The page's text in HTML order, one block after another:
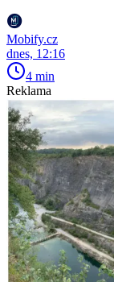
Mobify.cz
dnes, 12:16
4 min
Reklama